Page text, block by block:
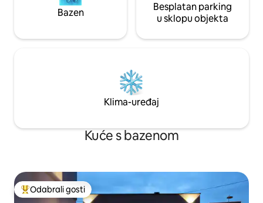
Bazen
Besplatan parking
u sklopu objekta
Klima-uređaj
Kuće s bazenom
Među najviše rangiranima s oznakom „Odabrali gosti”
Odabrali gosti